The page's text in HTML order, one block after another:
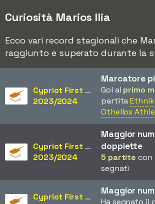
Curiosità Marios Ilia
Ecco vari record stagionali che
raggiunto e superato durante la
Cypriot First Division
2023/2024
Marcatore
Gol al primo
partita
Othellos
Cypriot First Division
2023/2024
Maggior
doppiette
5 partite con
segnati
Cypriot First Division
Maggior
Ha segnato il